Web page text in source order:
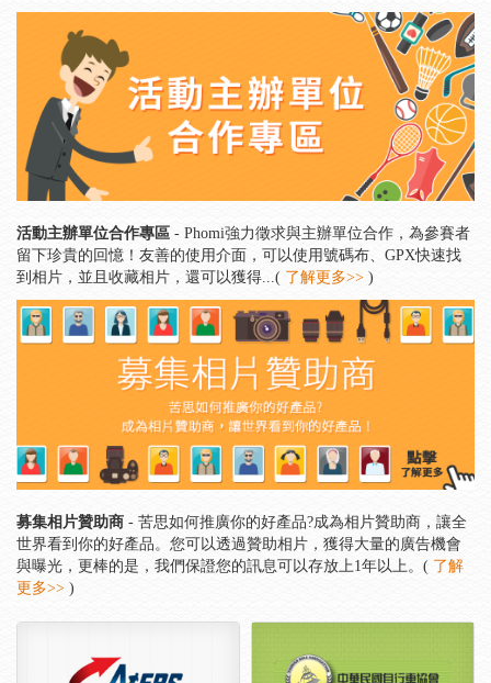
活動主辦單位合作專區 - Phomi強力徵求與主辦單位合作，為參賽者
留下珍貴的回憶！友善的使用介面，可以使用號碼布、GPX快速找
到相片，並且收藏相片，還可以獲得...( 了解更多>> )
募集相片贊助商 - 苦思如何推廣你的好產品?成為相片贊助商，讓全
世界看到你的好產品。您可以透過贊助相片，獲得大量的廣告機會
與曝光，更棒的是，我們保證您的訊息可以存放上1年以上。( 了解
更多>> )